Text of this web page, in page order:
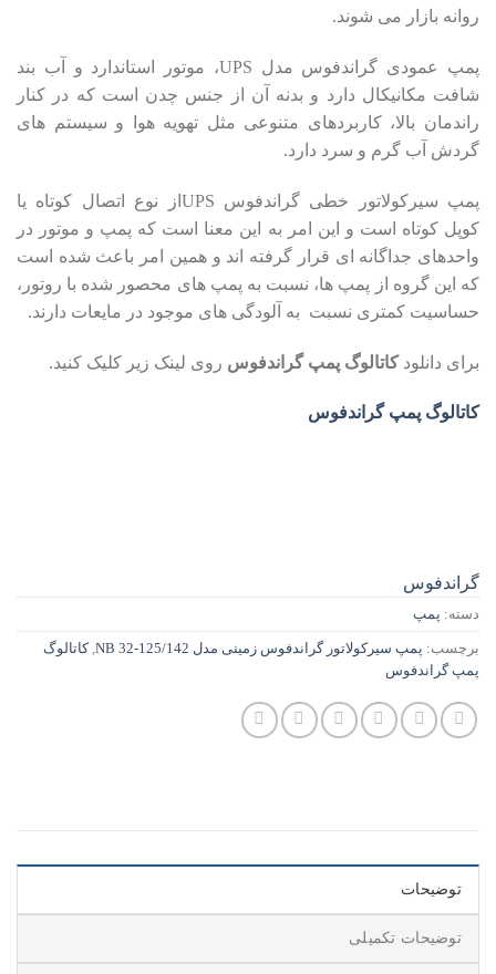
روانه بازار می شوند.
پمپ عمودی گراندفوس مدل UPS، موتور استاندارد و آب بند
شافت مکانیکال دارد و بدنه آن از جنس چدن است که در کنار
راندمان بالا، کاربردهای متنوعی مثل تهویه هوا و سیستم های
گردش آب گرم و سرد دارد.
پمپ سیرکولاتور خطی گراندفوس UPSاز نوع اتصال کوتاه یا
کوپل کوتاه است و این امر به این معنا است که پمپ و موتور در
واحدهای جداگانه ای قرار گرفته اند و همین امر باعث شده است
که این گروه از پمپ ها، نسبت به پمپ های محصور شده با روتور،
حساسیت کمتری نسبت به آلودگی های موجود در مایعات دارند.
برای دانلودکاتالوگ پمپ گراندفوس روی لینک زیر کلیک کنید.
کاتالوگ پمپ گراندفوس
گراندفوس
دسته: پمپ
برچسب: پمپ سيرکولاتور گراندفوس زمینی مدل NB 32-125/142 ,کاتالوگ
پمپ گراندفوس
توضیحات
توضیحات تکمیلی